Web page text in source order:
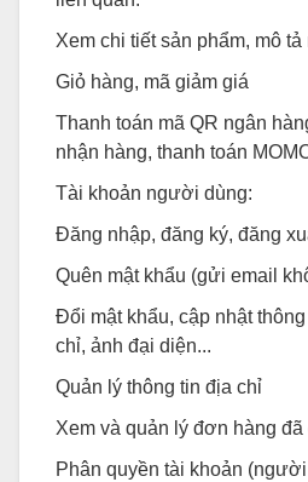
Xem chi tiết sản phẩm, mô tả
Giỏ hàng, mã giảm giá
Thanh toán mã QR ngân
nhận hàng, thanh toán
Tài khoản người dùng:
Đăng nhập, đăng ký, đăng
Quên mật khẩu (gửi email
Đổi mật khẩu, cập nhật
chỉ, ảnh đại diện...
Quản lý thông tin địa chỉ
Xem và quản lý đơn hàng đã
Phân quyền tài khoản